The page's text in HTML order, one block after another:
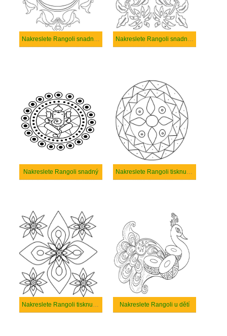
Nakreslete Rangoli snadný tisknutelné Nakreslete Rangoli snadný u dětí
Nakreslete Rangoli snadný Nakreslete Rangoli tisknutelné pro děti
Nakreslete Rangoli tisknutelné Nakreslete Rangoli u dětí